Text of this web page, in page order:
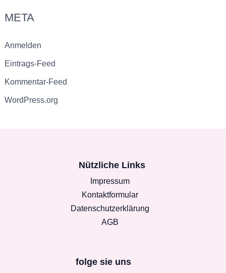
META
Anmelden
Eintrags-Feed
Kommentar-Feed
WordPress.org
folge sie uns
Nützliche Links
Impressum
Kontaktformular
Datenschutzerklärung
AGB